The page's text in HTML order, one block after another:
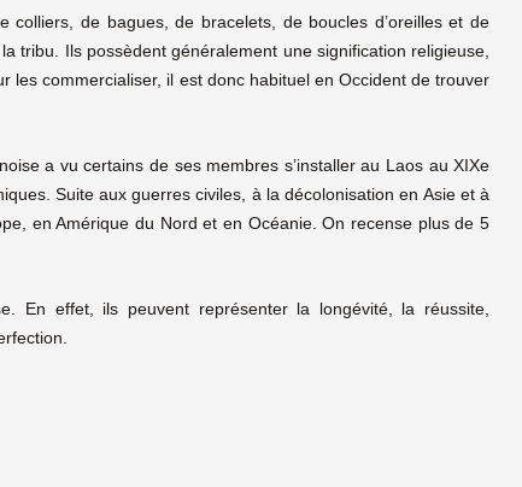
de bagues, de bracelets, de boucles d’oreilles et de
tribu. Ils possèdent généralement une signification religieuse,
commercialiser, il est donc habituel en Occident de trouver
a vu certains de ses membres s’installer au Laos au XIXe
Suite aux guerres civiles, à la décolonisation en Asie et à
en Amérique du Nord et en Océanie. On recense plus de 5
En effet, ils peuvent représenter la longévité, la réussite,